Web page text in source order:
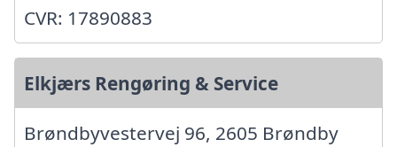
CVR: 17890883
Elkjærs Rengøring & Service
Brøndbyvestervej 96, 2605 Brøndby